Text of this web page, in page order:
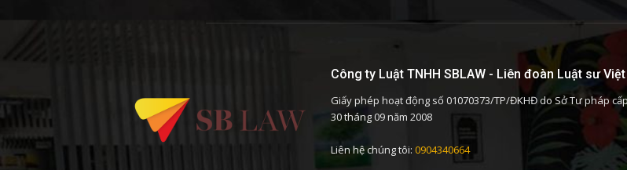
Công ty Luật TNHH SBLAW - Liên đoàn Luật sư
Giấy phép hoạt động số 01070373/TP/ĐKHĐ do Sở Tư pháp
30 tháng 09 năm 2008
Liên hệ chúng tôi: 0904340664